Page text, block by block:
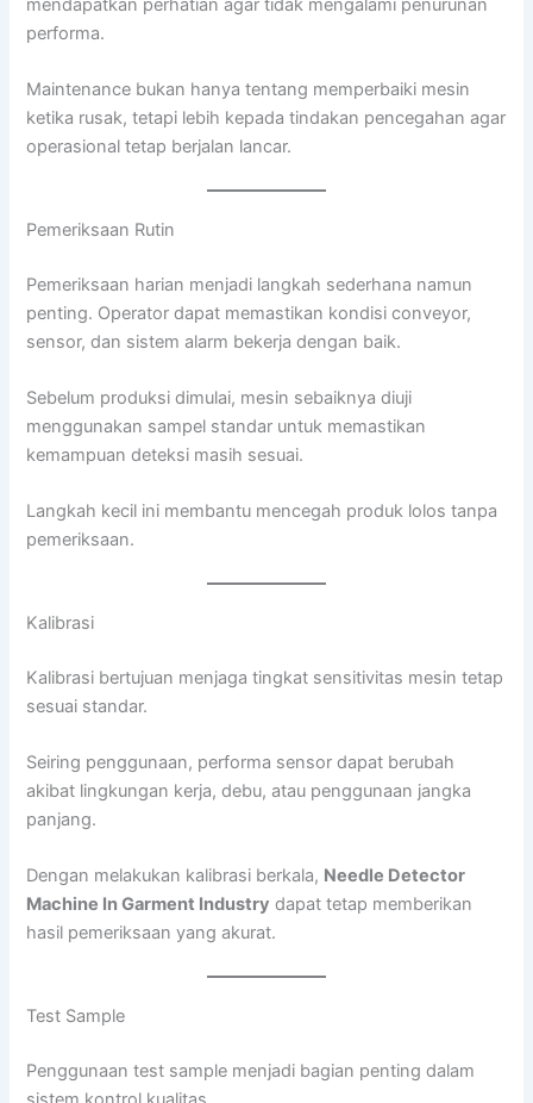
mendapatkan perhatian agar tidak mengalami penurunan
performa.
Maintenance bukan hanya tentang memperbaiki mesin
ketika rusak, tetapi lebih kepada tindakan pencegahan agar
operasional tetap berjalan lancar.
Pemeriksaan Rutin
Pemeriksaan harian menjadi langkah sederhana namun
penting. Operator dapat memastikan kondisi conveyor,
sensor, dan sistem alarm bekerja dengan baik.
Sebelum produksi dimulai, mesin sebaiknya diuji
menggunakan sampel standar untuk memastikan
kemampuan deteksi masih sesuai.
Langkah kecil ini membantu mencegah produk lolos tanpa
pemeriksaan.
Kalibrasi
Kalibrasi bertujuan menjaga tingkat sensitivitas mesin tetap
sesuai standar.
Seiring penggunaan, performa sensor dapat berubah
akibat lingkungan kerja, debu, atau penggunaan jangka
panjang.
Dengan melakukan kalibrasi berkala, Needle Detector
Machine In Garment Industry dapat tetap memberikan
hasil pemeriksaan yang akurat.
Test Sample
Penggunaan test sample menjadi bagian penting dalam